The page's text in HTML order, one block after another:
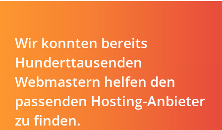
Wir konnten bereits
Hunderttausenden
Webmastern helfen den
passenden Hosting-Anbieter
zu finden.